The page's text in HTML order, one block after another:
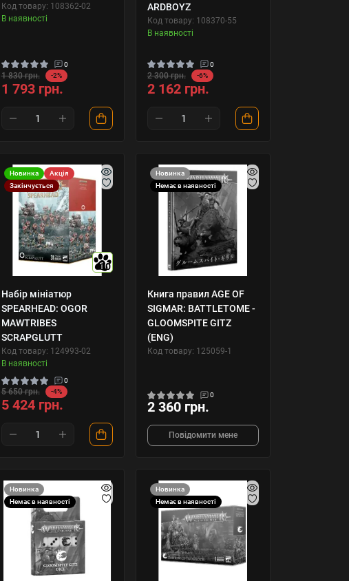
Код товару: 108362-02
В наявності
0
1 830 грн. -2%
1 793 грн.
ARDBOYZ
Код товару: 108370-55
В наявності
0
2 300 грн. -6%
2 162 грн.
Новинка
Акція
Закінчується
10
Набір мініатюр
SPEARHEAD: OGOR
MAWTRIBES
SCRAPGLUTT
Код товару: 124993-02
В наявності
0
5 650 грн. -4%
5 424 грн.
Новинка
Немає в наявності
Книга правил AGE OF
SIGMAR: BATTLETOME -
GLOOMSPITE GITZ
(ENG)
Код товару: 125059-1
0
2 360 грн.
Повідомити мене
Новинка
Немає в наявності
Новинка
Немає в наявності